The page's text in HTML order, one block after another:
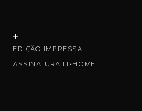
+
EDIÇÃO IMPRESSA
ASSINATURA IT•HOME